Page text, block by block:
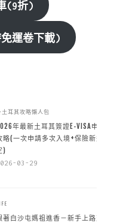
(9折)
運卷下載)
耳其攻略懶人包
年最新土耳其簽證E-VISA申請
略(一次申請多次入境+保險新規
)
03-29
著白沙屯媽祖進香－新手上路建